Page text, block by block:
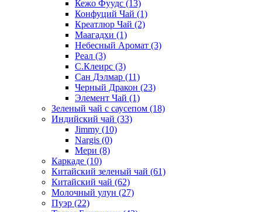
Кежо Фуудс (13)
Конфуций Чай (1)
Креатлюр Чай (2)
Маагадхи (1)
Небесный Аромат (3)
Реал (3)
С.Клеирс (3)
Сан Дэлмар (11)
Черный Дракон (23)
Элемент Чай (1)
Зеленый чай с саусепом (18)
Индийский чай (33)
Jimmy (10)
Nargis (0)
Мери (8)
Каркаде (10)
Китайский зеленый чай (61)
Китайский чай (62)
Молочный улун (27)
Пуэр (22)